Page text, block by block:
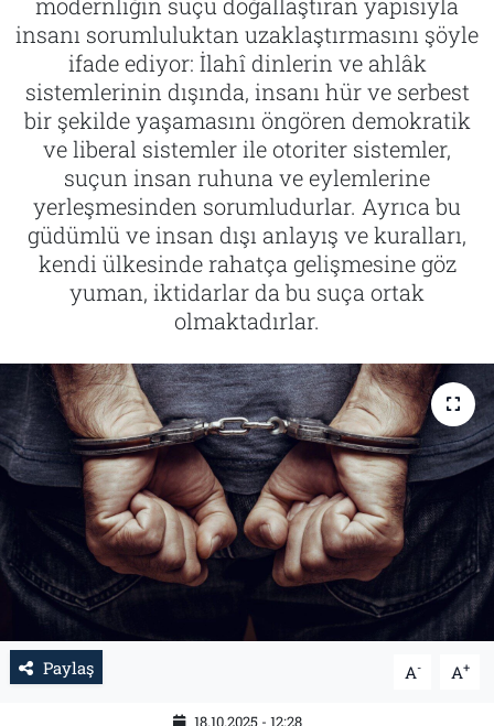
modernliğin suçu doğallaştıran yapısıyla
insanı sorumluluktan uzaklaştırmasını şöyle
ifade ediyor: İlahî dinlerin ve ahlâk
sistemlerinin dışında, insanı hür ve serbest
bir şekilde yaşamasını öngören demokratik
ve liberal sistemler ile otoriter sistemler,
suçun insan ruhuna ve eylemlerine
yerleşmesinden sorumludurlar. Ayrıca bu
güdümlü ve insan dışı anlayış ve kuralları,
kendi ülkesinde rahatça gelişmesine göz
yuman, iktidarlar da bu suça ortak
olmaktadırlar.
Paylaş A- A+
18.10.2025 - 12:28
Tarih
İletişim
Künye